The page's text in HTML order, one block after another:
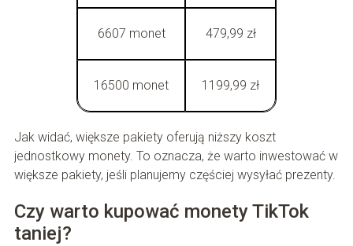
6607 monet 479,99 zł
16500 monet 1199,99 zł
Jak widać, większe pakiety oferują niższy koszt
jednostkowy monety. To oznacza, że warto inwestować w
większe pakiety, jeśli planujemy częściej wysyłać prezenty.
Czy warto kupować monety TikTok
taniej?